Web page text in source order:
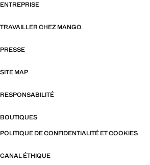
ENTREPRISE
TRAVAILLER CHEZ MANGO
PRESSE
SITE MAP
RESPONSABILITÉ
BOUTIQUES
POLITIQUE DE CONFIDENTIALITÉ ET COOKIES
CANAL ÉTHIQUE